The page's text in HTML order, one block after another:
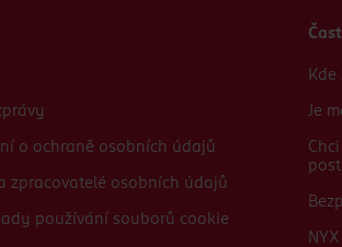
o ochraně osobních údajů
zpracovatelé osobních údajů
používání souborů cookie
Je